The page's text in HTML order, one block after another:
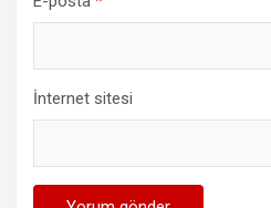
İnternet sitesi